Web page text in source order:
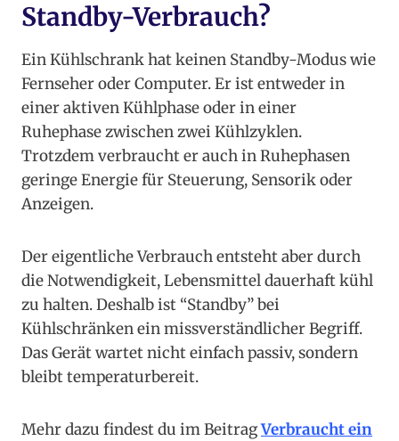
Standby-Verbrauch?
Ein Kühlschrank hat keinen Standby-Modus wie
Fernseher oder Computer. Er ist entweder in
einer aktiven Kühlphase oder in einer
Ruhephase zwischen zwei Kühlzyklen.
Trotzdem verbraucht er auch in Ruhephasen
geringe Energie für Steuerung, Sensorik oder
Anzeigen.
Der eigentliche Verbrauch entsteht aber durch
die Notwendigkeit, Lebensmittel dauerhaft kühl
zu halten. Deshalb ist “Standby” bei
Kühlschränken ein missverständlicher Begriff.
Das Gerät wartet nicht einfach passiv, sondern
bleibt temperaturbereit.
Mehr dazu findest du im BeitragVerbraucht ein